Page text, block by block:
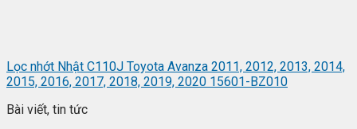
Lọc nhớt Nhật C110J Toyota Avanza 2011, 2012, 2013, 2014,
2015, 2016, 2017, 2018, 2019, 2020 15601-BZ010
Bài viết, tin tức